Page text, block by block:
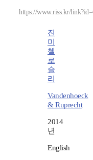
https://www.riss.kr/
진
미
첼
로
슬
리
Vandenhoeck
& Ruprecht
2014
년
English